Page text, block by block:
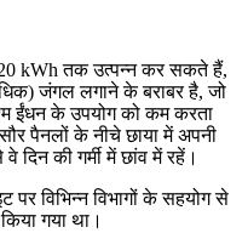
kWh तक उत्पन्न कर सकते हैं,
जंगल लगाने के बराबर है, जो
ईंधन के उपयोग को कम करता
पैनलों के नीचे छाया में अपनी
दिन की गर्मी में छांव में रहें।
पर विभिन्न विभागों के सहयोग से
गया था।